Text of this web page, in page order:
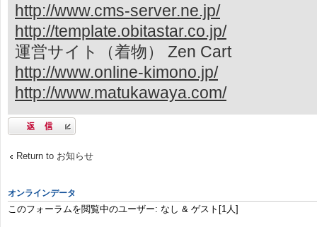
http://www.cms-server.ne.jp/
http://template.obitastar.co.jp/
運営サイト（着物） Zen Cart
http://www.online-kimono.jp/
http://www.matukawaya.com/
返信する
Return to お知らせ
オンラインデータ
このフォーラムを閲覧中のユーザー: なし & ゲスト[1人]